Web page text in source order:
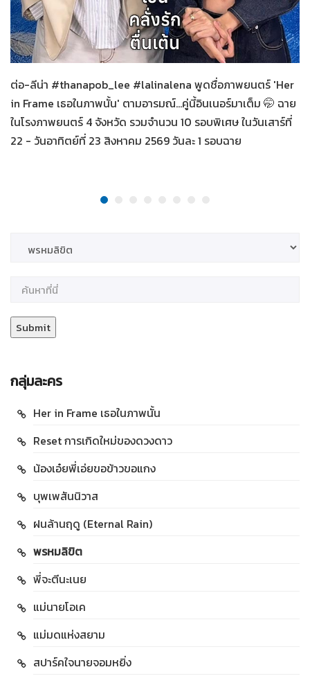
08-08-2569
Her in Frame เธอในภาพนั้น
ต่อ-ลีน่า #thanapob_lee #lalinalena พูดชื่อภาพยนตร์ 'Her
in Frame เธอในภาพนั้น' ตามอารมณ์...คู่นี้อินเนอร์มาเต็ม 🤭 ฉาย
ในโรงภาพยนตร์ 4 จังหวัด รวมจำนวน 10 รอบพิเศษ ในวันเสาร์ที่
22 - วันอาทิตย์ที่ 23 สิงหาคม 2569 วันละ 1 รอบฉาย
กลุ่มละคร
Her in Frame เธอในภาพนั้น
Reset การเกิดใหม่ของดวงดาว
น้องเอ๋ยพี่เอ่ยขอข้าวขอแกง
บุพเพสันนิวาส
ฝนล้านฤดู (Eternal Rain)
พรหมลิขิต
พี่จะตีนะเนย
แม่นายโอเค
แม่มดแห่งสยาม
สปาร์คใจนายจอมหยิ่ง